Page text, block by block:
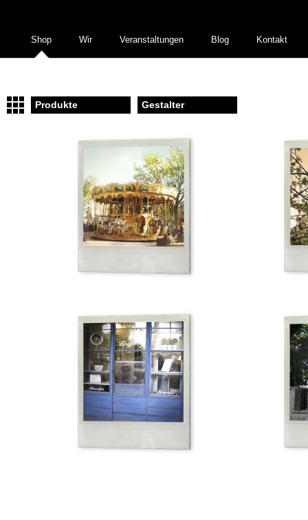
Shop Wir Veranstaltungen Blog Kontakt
Produkte Gestalter